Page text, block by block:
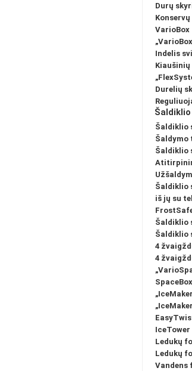
Durų
VarioBox
Indelis
Durelių
Šaldiklio
Šaldymo
Šaldiklio
Šaldiklio
iš jų su
Šaldiklio
Šaldiklio
4
4
SpaceBox
IceTower
Ledukų
Ledukų
Vandens